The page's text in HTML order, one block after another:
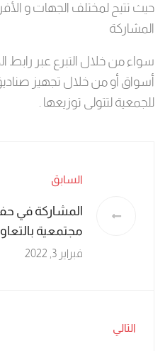
حيث تتيح لمختلف الجهات و
المشاركة
سواء من خلال التبرع عبر رابط
أسواق أو من خلال تجهيز
للجمعية لتتولى توزيعها .
السابق
المشاركة في
مجتمعية
فبراير 3, 2022
التالي